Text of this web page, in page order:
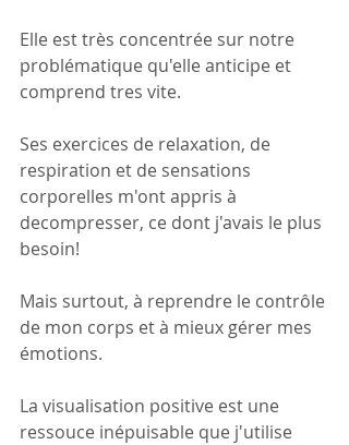
Elle est très concentrée sur notre
problématique qu'elle anticipe et
comprend tres vite.
Ses exercices de relaxation, de
respiration et de sensations
corporelles m'ont appris à
decompresser, ce dont j'avais le plus
besoin!
Mais surtout, à reprendre le contrôle
de mon corps et à mieux gérer mes
émotions.
La visualisation positive est une
ressouce inépuisable que j'utilise